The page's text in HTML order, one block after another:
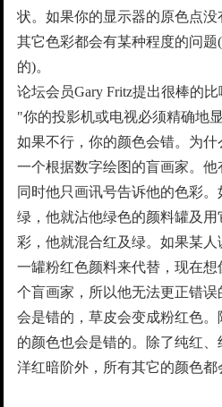
状。如果你的显示器的原色点
其它色彩都会有某种程度的问
的)。
论坛会员Gary Fritz提出很棒的
"你的投影机或电视必须精确地
如果不行，你的颜色会错。为
一个根据数字绘图的盲画家。他
同时他只画讯号告诉他的色彩
绿，他就沾他绿色的颜料罐及
彩，他就混合红及绿。如果某
一罐粉红色颜料来代替，现在
个盲画家，所以他无法更正错
会是错的，草皮会变成粉红色
的颜色也会是错的。除了纯红
洋红暗阶外，所有其它的颜色都